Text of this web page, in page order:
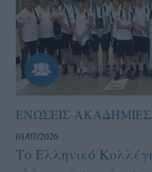
ΕΝΩΣΕΙΣ-ΑΚΑΔΗΜΙΕΣ
01/07/2026
Το Ελληνικό